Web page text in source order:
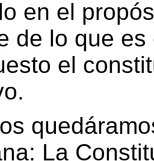
en el
de lo que
el
La